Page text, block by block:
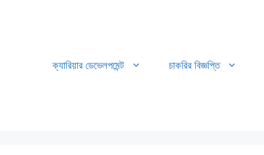
ক্যারিয়ার ডেভেলপমেন্ট চাকরির বিজ্ঞপ্তি